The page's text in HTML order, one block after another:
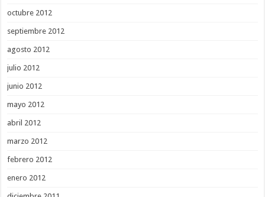
octubre 2012
septiembre 2012
agosto 2012
julio 2012
junio 2012
mayo 2012
abril 2012
marzo 2012
febrero 2012
enero 2012